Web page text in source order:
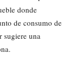
donde
de consumo de
sugiere una